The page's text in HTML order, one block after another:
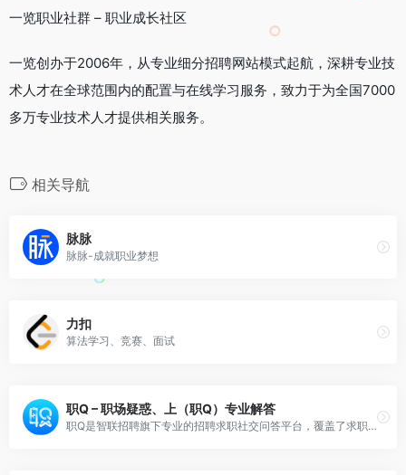
一览职业社群 – 职业成长社区
一览创办于2006年，从专业细分招聘网站模式起航，深耕专业技
术人才在全球范围内的配置与在线学习服务，致力于为全国7000
多万专业技术人才提供相关服务。
相关导航
脉脉
脉脉-成就职业梦想
力扣
算法学习、竞赛、面试
职Q – 职场疑惑、上（职Q）专业解答
职Q是智联招聘旗下专业的招聘求职社交问答平台，覆盖了求职、招聘、职业规划、升职加薪、面试技巧、工作经验分享等热门话 题，涉及各种行业职场问题，2.6亿用户的职场社区。